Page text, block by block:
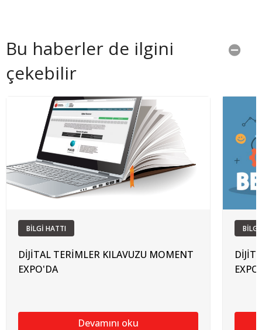
Bu haberler de ilgini
çekebilir
BİLGİ HATTI
DİJİTAL TERİMLER KILAVUZU MOMENT
EXPO'DA
Devamını oku